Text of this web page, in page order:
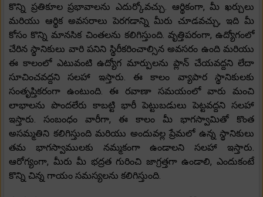
కొన్ని ప్రతికూల ప్రభావాలను ఎదుర్కోవచ్చు. ఆర్థికంగా, మీ ఖర్చులు
మరియు ఆర్థిక అవసరాలు పెరగడాన్ని మీరు చూడవచ్చు, ఇది మీ
కోసం కొన్ని మానసిక చింతలను కలిగిస్తుంది. వృత్తిపరంగా, ఉద్యోగంలో
చేరిన స్థానికులు వారి పనిని స్థిరీకరించాల్సిన అవసరం ఉంది మరియు
ఈ కాలంలో ఎటువంటి ఉద్యోగ మార్పులను ప్లాన్ చేయవద్దని లేదా
సూచించవద్దని సలహా ఇస్తారు. ఈ కాలం వ్యాపార స్థానికులకు
సంతృప్తికరంగా ఉంటుంది. ఈ రవాణా సమయంలో వారు మంచి
లాభాలను పొందలేరు కాబట్టి భారీ పెట్టుబడులు పెట్టవద్దని సలహా
ఇస్తారు. సంబంధం వారీగా, ఈ కాలం మీ భాగస్వామితో కొంత
అసమ్మతిని కలిగిస్తుంది మరియు అందువల్ల ప్రేమలో ఉన్న స్థానికులు
తమ భాగస్వాములకు నమ్మకంగా ఉండాలని సలహా ఇస్తారు.
ఆరోగ్యంగా, మీరు మీ భద్రత గురించి జాగ్రత్తగా ఉండాలి, ఎందుకంటే
కొన్ని చిన్న గాయం సమస్యలను కలిగిస్తుంది.